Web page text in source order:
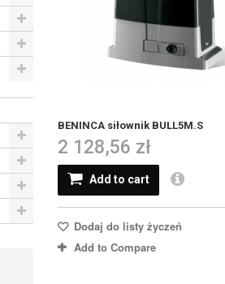
BENINCA siłownik BULL5M.S
2 128,56 zł
Add to cart
Dodaj do listy życzeń
Add to Compare